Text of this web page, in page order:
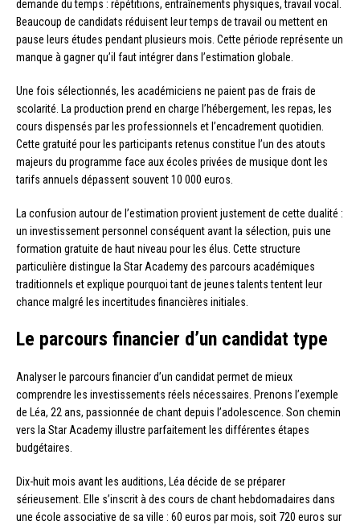
demande du temps : répétitions, entraînements physiques, travail vocal.
Beaucoup de candidats réduisent leur temps de travail ou mettent en
pause leurs études pendant plusieurs mois. Cette période représente un
manque à gagner qu’il faut intégrer dans l’estimation globale.
Une fois sélectionnés, les académiciens ne paient pas de frais de
scolarité. La production prend en charge l’hébergement, les repas, les
cours dispensés par les professionnels et l’encadrement quotidien.
Cette gratuité pour les participants retenus constitue l’un des atouts
majeurs du programme face aux écoles privées de musique dont les
tarifs annuels dépassent souvent 10 000 euros.
La confusion autour de l’estimation provient justement de cette dualité :
un investissement personnel conséquent avant la sélection, puis une
formation gratuite de haut niveau pour les élus. Cette structure
particulière distingue la Star Academy des parcours académiques
traditionnels et explique pourquoi tant de jeunes talents tentent leur
chance malgré les incertitudes financières initiales.
Le parcours financier d’un candidat type
Analyser le parcours financier d’un candidat permet de mieux
comprendre les investissements réels nécessaires. Prenons l’exemple
de Léa, 22 ans, passionnée de chant depuis l’adolescence. Son chemin
vers la Star Academy illustre parfaitement les différentes étapes
budgétaires.
Dix-huit mois avant les auditions, Léa décide de se préparer
sérieusement. Elle s’inscrit à des cours de chant hebdomadaires dans
une école associative de sa ville : 60 euros par mois, soit 720 euros sur